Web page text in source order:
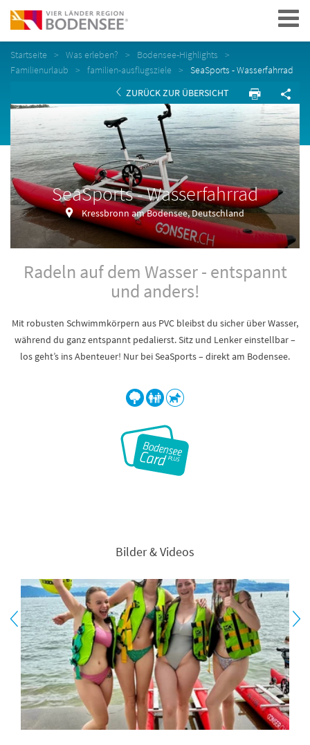
Navigation
Startseite Was erleben?
Bodensee-Highlights
Familienurlaub
familien-ausflugsziele
SeaSports - Wasserfahrrad
ZURÜCK ZUR ÜBERSICHT
SeaSports - Wasserfahrrad
Kressbronn am Bodensee, Deutschland
Radeln auf dem Wasser - entspannt
und anders!
Mit robusten Schwimmkörpern aus PVC bleibst du sicher über Wasser,
während du ganz entspannt pedalierst. Sitz und Lenker einstellbar –
los geht’s ins Abenteuer! Nur bei SeaSports – direkt am Bodensee.
Bilder & Videos